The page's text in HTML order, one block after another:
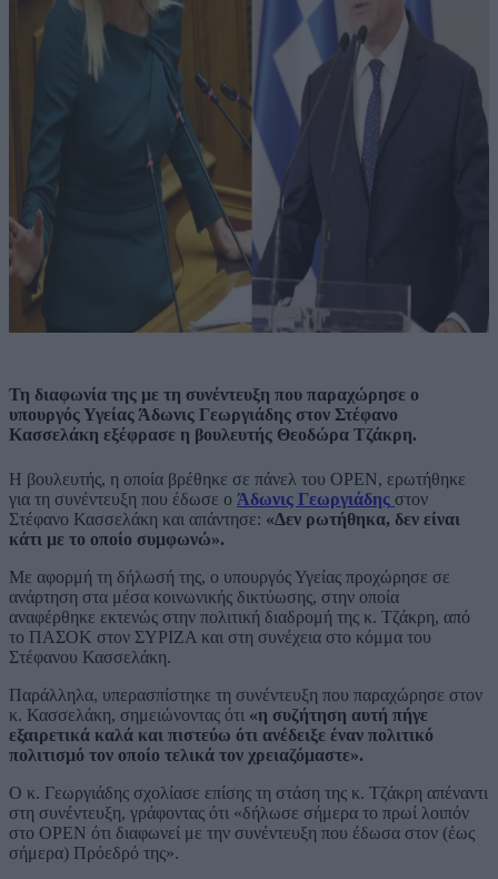
Τη διαφωνία της με τη συνέντευξη που παραχώρησε ο
υπουργός Υγείας Άδωνις Γεωργιάδης στον Στέφανο
Κασσελάκη εξέφρασε η βουλευτής Θεοδώρα Τζάκρη.
Η βουλευτής, η οποία βρέθηκε σε πάνελ του OPEN, ερωτήθηκε
για τη συνέντευξη που έδωσε ο Άδωνις Γεωργιάδης στον
Στέφανο Κασσελάκη και απάντησε: «Δεν ρωτήθηκα, δεν είναι
κάτι με το οποίο συμφωνώ».
Με αφορμή τη δήλωσή της, ο υπουργός Υγείας προχώρησε σε
ανάρτηση στα μέσα κοινωνικής δικτύωσης, στην οποία
αναφέρθηκε εκτενώς στην πολιτική διαδρομή της κ. Τζάκρη, από
το ΠΑΣΟΚ στον ΣΥΡΙΖΑ και στη συνέχεια στο κόμμα του
Στέφανου Κασσελάκη.
Παράλληλα, υπερασπίστηκε τη συνέντευξη που παραχώρησε στον
κ. Κασσελάκη, σημειώνοντας ότι «η συζήτηση αυτή πήγε
εξαιρετικά καλά και πιστεύω ότι ανέδειξε έναν πολιτικό
πολιτισμό τον οποίο τελικά τον χρειαζόμαστε».
Ο κ. Γεωργιάδης σχολίασε επίσης τη στάση της κ. Τζάκρη απέναντι
στη συνέντευξη, γράφοντας ότι «δήλωσε σήμερα το πρωί λοιπόν
στο OPEN ότι διαφωνεί με την συνέντευξη που έδωσα στον (έως
σήμερα) Πρόεδρό της».